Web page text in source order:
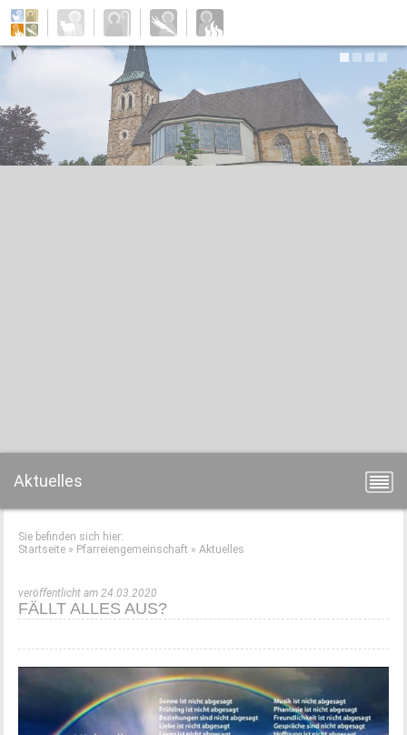
Aktuelles
Sie befinden sich hier:
Startseite » Pfarreiengemeinschaft »Aktuelles
veröffentlicht am 24.03.2020
FÄLLT ALLES AUS?